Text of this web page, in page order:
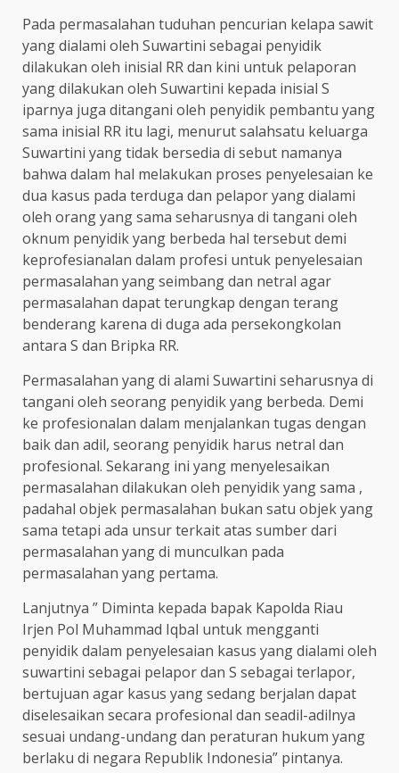
Pada permasalahan tuduhan pencurian kelapa sawit
yang dialami oleh Suwartini sebagai penyidik
dilakukan oleh inisial RR dan kini untuk pelaporan
yang dilakukan oleh Suwartini kepada inisial S
iparnya juga ditangani oleh penyidik pembantu yang
sama inisial RR itu lagi, menurut salahsatu keluarga
Suwartini yang tidak bersedia di sebut namanya
bahwa dalam hal melakukan proses penyelesaian ke
dua kasus pada terduga dan pelapor yang dialami
oleh orang yang sama seharusnya di tangani oleh
oknum penyidik yang berbeda hal tersebut demi
keprofesianalan dalam profesi untuk penyelesaian
permasalahan yang seimbang dan netral agar
permasalahan dapat terungkap dengan terang
benderang karena di duga ada persekongkolan
antara S dan Bripka RR.
Permasalahan yang di alami Suwartini seharusnya di
tangani oleh seorang penyidik yang berbeda. Demi
ke profesionalan dalam menjalankan tugas dengan
baik dan adil, seorang penyidik harus netral dan
profesional. Sekarang ini yang menyelesaikan
permasalahan dilakukan oleh penyidik yang sama ,
padahal objek permasalahan bukan satu objek yang
sama tetapi ada unsur terkait atas sumber dari
permasalahan yang di munculkan pada
permasalahan yang pertama.
Lanjutnya ” Diminta kepada bapak Kapolda Riau
Irjen Pol Muhammad Iqbal untuk mengganti
penyidik dalam penyelesaian kasus yang dialami oleh
suwartini sebagai pelapor dan S sebagai terlapor,
bertujuan agar kasus yang sedang berjalan dapat
diselesaikan secara profesional dan seadil-adilnya
sesuai undang-undang dan peraturan hukum yang
berlaku di negara Republik Indonesia” pintanya.